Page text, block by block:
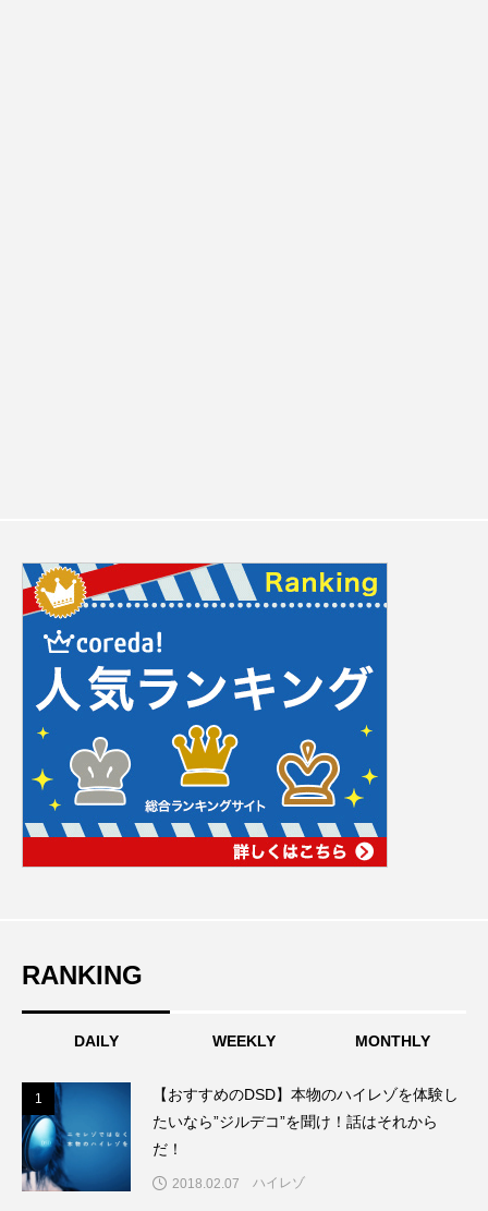
RANKING
DAILY WEEKLY MONTHLY
1
【おすすめのDSD】本物のハイレゾを体験し
たいなら”ジルデコ”を聞け！話はそれから
だ！
2018.02.07 ハイレゾ